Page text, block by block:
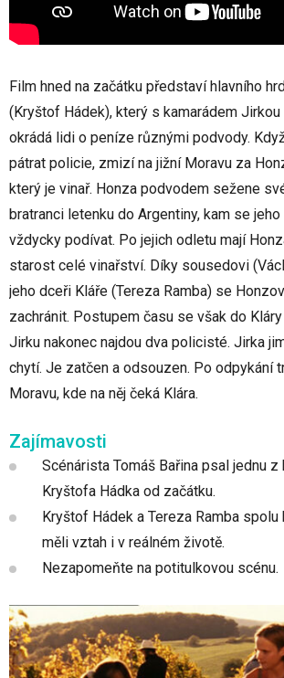
Film hned na začátku představí hlavního
(Kryštof Hádek), který s kamarádem Jirkou
okrádá lidi o peníze různými podvody.
pátrat policie, zmizí na jižní Moravu za
který je vinař. Honza podvodem sežene
bratranci letenku do Argentiny, kam se jeho
vždycky podívat. Po jejich odletu mají
starost celé vinařství. Díky sousedovi
jeho dceři Kláře (Tereza Ramba) se
zachránit. Postupem času se však do
Jirku nakonec najdou dva policisté. Jirka
chytí. Je zatčen a odsouzen. Po odpykání
Moravu, kde na něj čeká Klára.
Zajímavosti
Scénárista Tomáš Bařina psal jednu
Kryštofa Hádka od začátku.
Kryštof Hádek a Tereza Ramba spolu
měli vztah i v reálném životě.
Nezapomeňte na potitulkovou scénu.